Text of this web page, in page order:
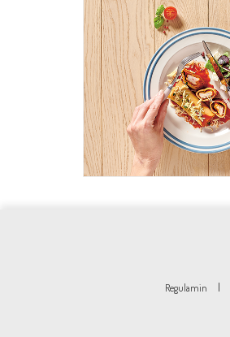
Regulamin |